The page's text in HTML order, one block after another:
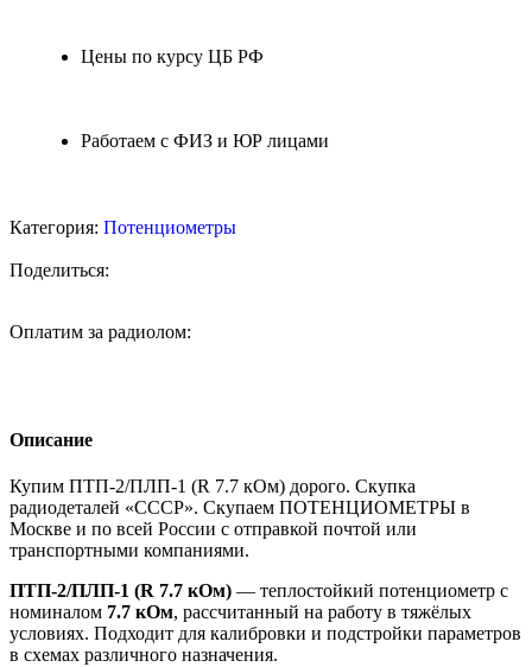
Цены по курсу ЦБ РФ
Работаем с ФИЗ и ЮР лицами
Категория: Потенциометры
Поделиться:
Оплатим за радиолом:
Описание
Купим ПТП-2/ПЛП-1 (R 7.7 кОм) дорого. Скупка
радиодеталей «СССР». Скупаем ПОТЕНЦИОМЕТРЫ в
Москве и по всей России с отправкой почтой или
транспортными компаниями.
ПТП-2/ПЛП-1 (R 7.7 кОм) — теплостойкий потенциометр с
номиналом 7.7 кОм, рассчитанный на работу в тяжёлых
условиях. Подходит для калибровки и подстройки параметров
в схемах различного назначения.